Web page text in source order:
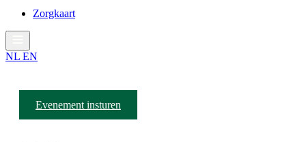
Zorgkaart
NL EN
Evenement insturen